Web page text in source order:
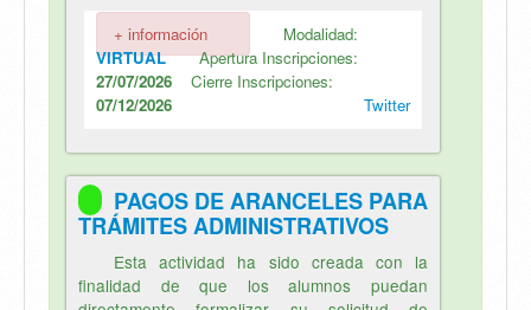
+ información
Modalidad:
VIRTUALApertura Inscripciones:
27/07/2026Cierre Inscripciones:
07/12/2026
Twitter
PAGOS DE ARANCELES PARA
TRÁMITES ADMINISTRATIVOS
Esta actividad ha sido creada con la
finalidad de que los alumnos puedan